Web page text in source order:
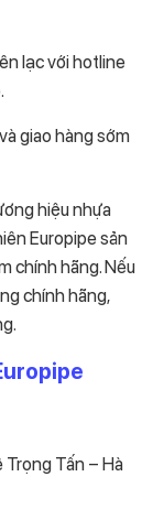
lạc với hotline
giao hàng sớm
hiệu nhựa
Europipe sản
chính hãng. Nếu
chính hãng,
Trọng Tấn – Hà